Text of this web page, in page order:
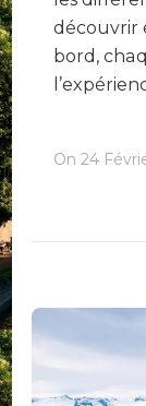
découvrir
bord,
On 24